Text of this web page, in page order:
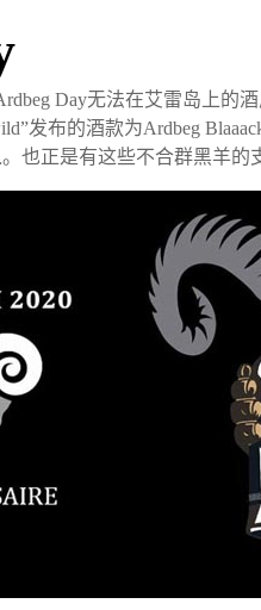
Day无法在艾雷岛上
发布的酒款为Ardbeg
也正是有这些不合群黑羊的